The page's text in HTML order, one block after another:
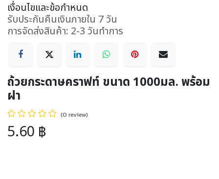
เงื่อนไขและข้อกำหนด
รับประกันคืนเงินภายใน 7 วัน
การจัดส่งสินค้า: 2-3 วันทำการ
ถ้วยกระดาษคราฟท์ ขนาด 1000มล. พร้อม
ฝา
(0 review)
5.60 ฿